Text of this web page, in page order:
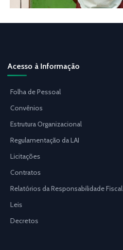
Acesso à Informação
Folha de Pessoal
Convênios
Estrutura Organizacional
Regulamentação da LAI
Licitações
Contratos
Relatórios da Responsabilidade Fiscal
Leis
Decretos